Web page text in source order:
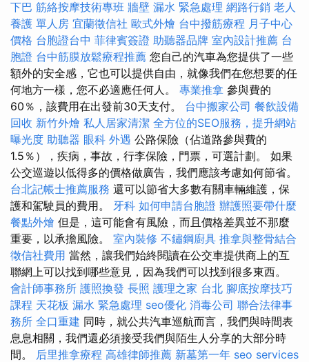
下巴 筋絡按摩技術專班 牆壁 漏水 緊急處理 網路行銷 老人
養護 單人房 宜蘭徵信社 歐式外燴 台中撥筋療程 月子中心
價格 台胞證台中 菲律賓簽證 助聽器品牌 室內設計推薦 台
胞證 台中筋膜放鬆療程推薦 您自己的汽車為您提供了一些
額外的安全感，它也可以提供自由，就像我們在您想要的任
何地方一樣，您不必適應任何人。 專業推拿 參與費的
60％，該費用在出發前30天支付。 台中搬家公司 餐飲設備
回收 新竹外燴 私人居家清潔 全方位的SEO服務，提升網站
曝光度 助聽器 眼科 外遇 公路保險（佔道路參與費的
1.5％），疾病，事故，行李保險，門票，可選計劃。 如果
公交巡遊以低得多的價格做廣告，我們應該考慮如何節省。
台北記帳士推薦服務 還可以節省大多數有關車輛維護，保
護和駕駛員的費用。 牙科 如何申請台胞證 辦護照要帶什麼
餐點外燴 但是，這可能會有風險，而且價格差異並不那麼
重要，以承擔風險。 室內裝修 不鏽鋼廚具 推拿與整骨結合
徵信社費用 當然，讓我們始終閱讀在公交車提供商上的互
聯網上可以找到哪些意見，因為我們可以找到很多東西。
會計師事務所 護照換發 長照 護理之家 台北 腳底按摩技巧
課程 天花板 漏水 緊急處理 seo優化 消毒公司 聯合法律事
務所 全口重建 同時，就公共汽車巡航而言，我們與時間表
息息相關，我們還必須接受我們與陌生人分享的大部分時
間。 后里推拿療程 高雄律師推薦 新墓第一年 seo services